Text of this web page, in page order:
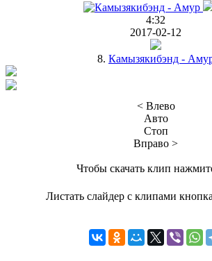
4:32
2017-02-12
8. Камызякибэнд -
< Влево
Авто
Стоп
Вправо >
Чтобы скачать клип
Листать слайдер с клипами